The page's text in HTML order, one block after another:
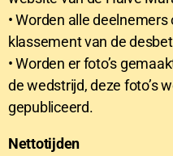
• Worden alle
klassement van de
• Worden er foto’s
de wedstrijd, deze foto’s
gepubliceerd.
Nettotijden